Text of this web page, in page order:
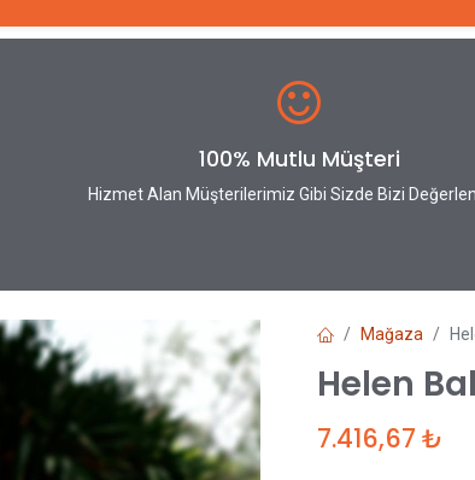
100% Mutlu Müşteri
Hizmet Alan Müşterilerimiz Gibi Sizde Bizi
Mağaza
Helen
7.416,67 ₺